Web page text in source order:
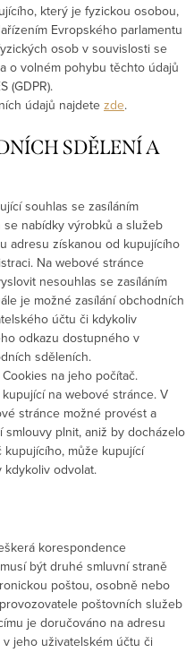
který je fyzickou osobou,
Evropského parlamentu
osob v souvislosti se
o volném pohybu těchto údajů
(GDPR).
údajů najdete zde.
SDĚLENÍ A
souhlas se zasíláním
nabídky výrobků a služeb
adresu získanou od kupujícího
Na webové stránce
nesouhlas se zasíláním
je možné zasílání obchodních
účtu či kdykoliv
odkazu dostupného v
sděleních.
na jeho počítač.
na webové stránce. V
stránce možné provést a
plnit, aniž by docházelo
kupujícího, může kupující
odvolat.
korespondence
být druhé smluvní straně
poštou, osobně nebo
poštovních služeb
je doručováno na adresu
jeho uživatelském účtu či